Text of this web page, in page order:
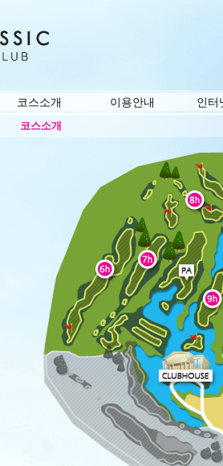
코스소개
코스소개
이용안내 인터